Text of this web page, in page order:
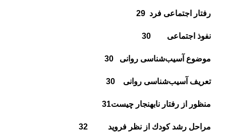
رفتار اجتماعى فرد
نفوذ اجتماعى
موضوع آسيب‌شناسى روانى
تعريف آسيب‌شناسى روانى
منظور از رفتار نابهنجار چيست31
مراحل رشد كودك از نظر فرويد